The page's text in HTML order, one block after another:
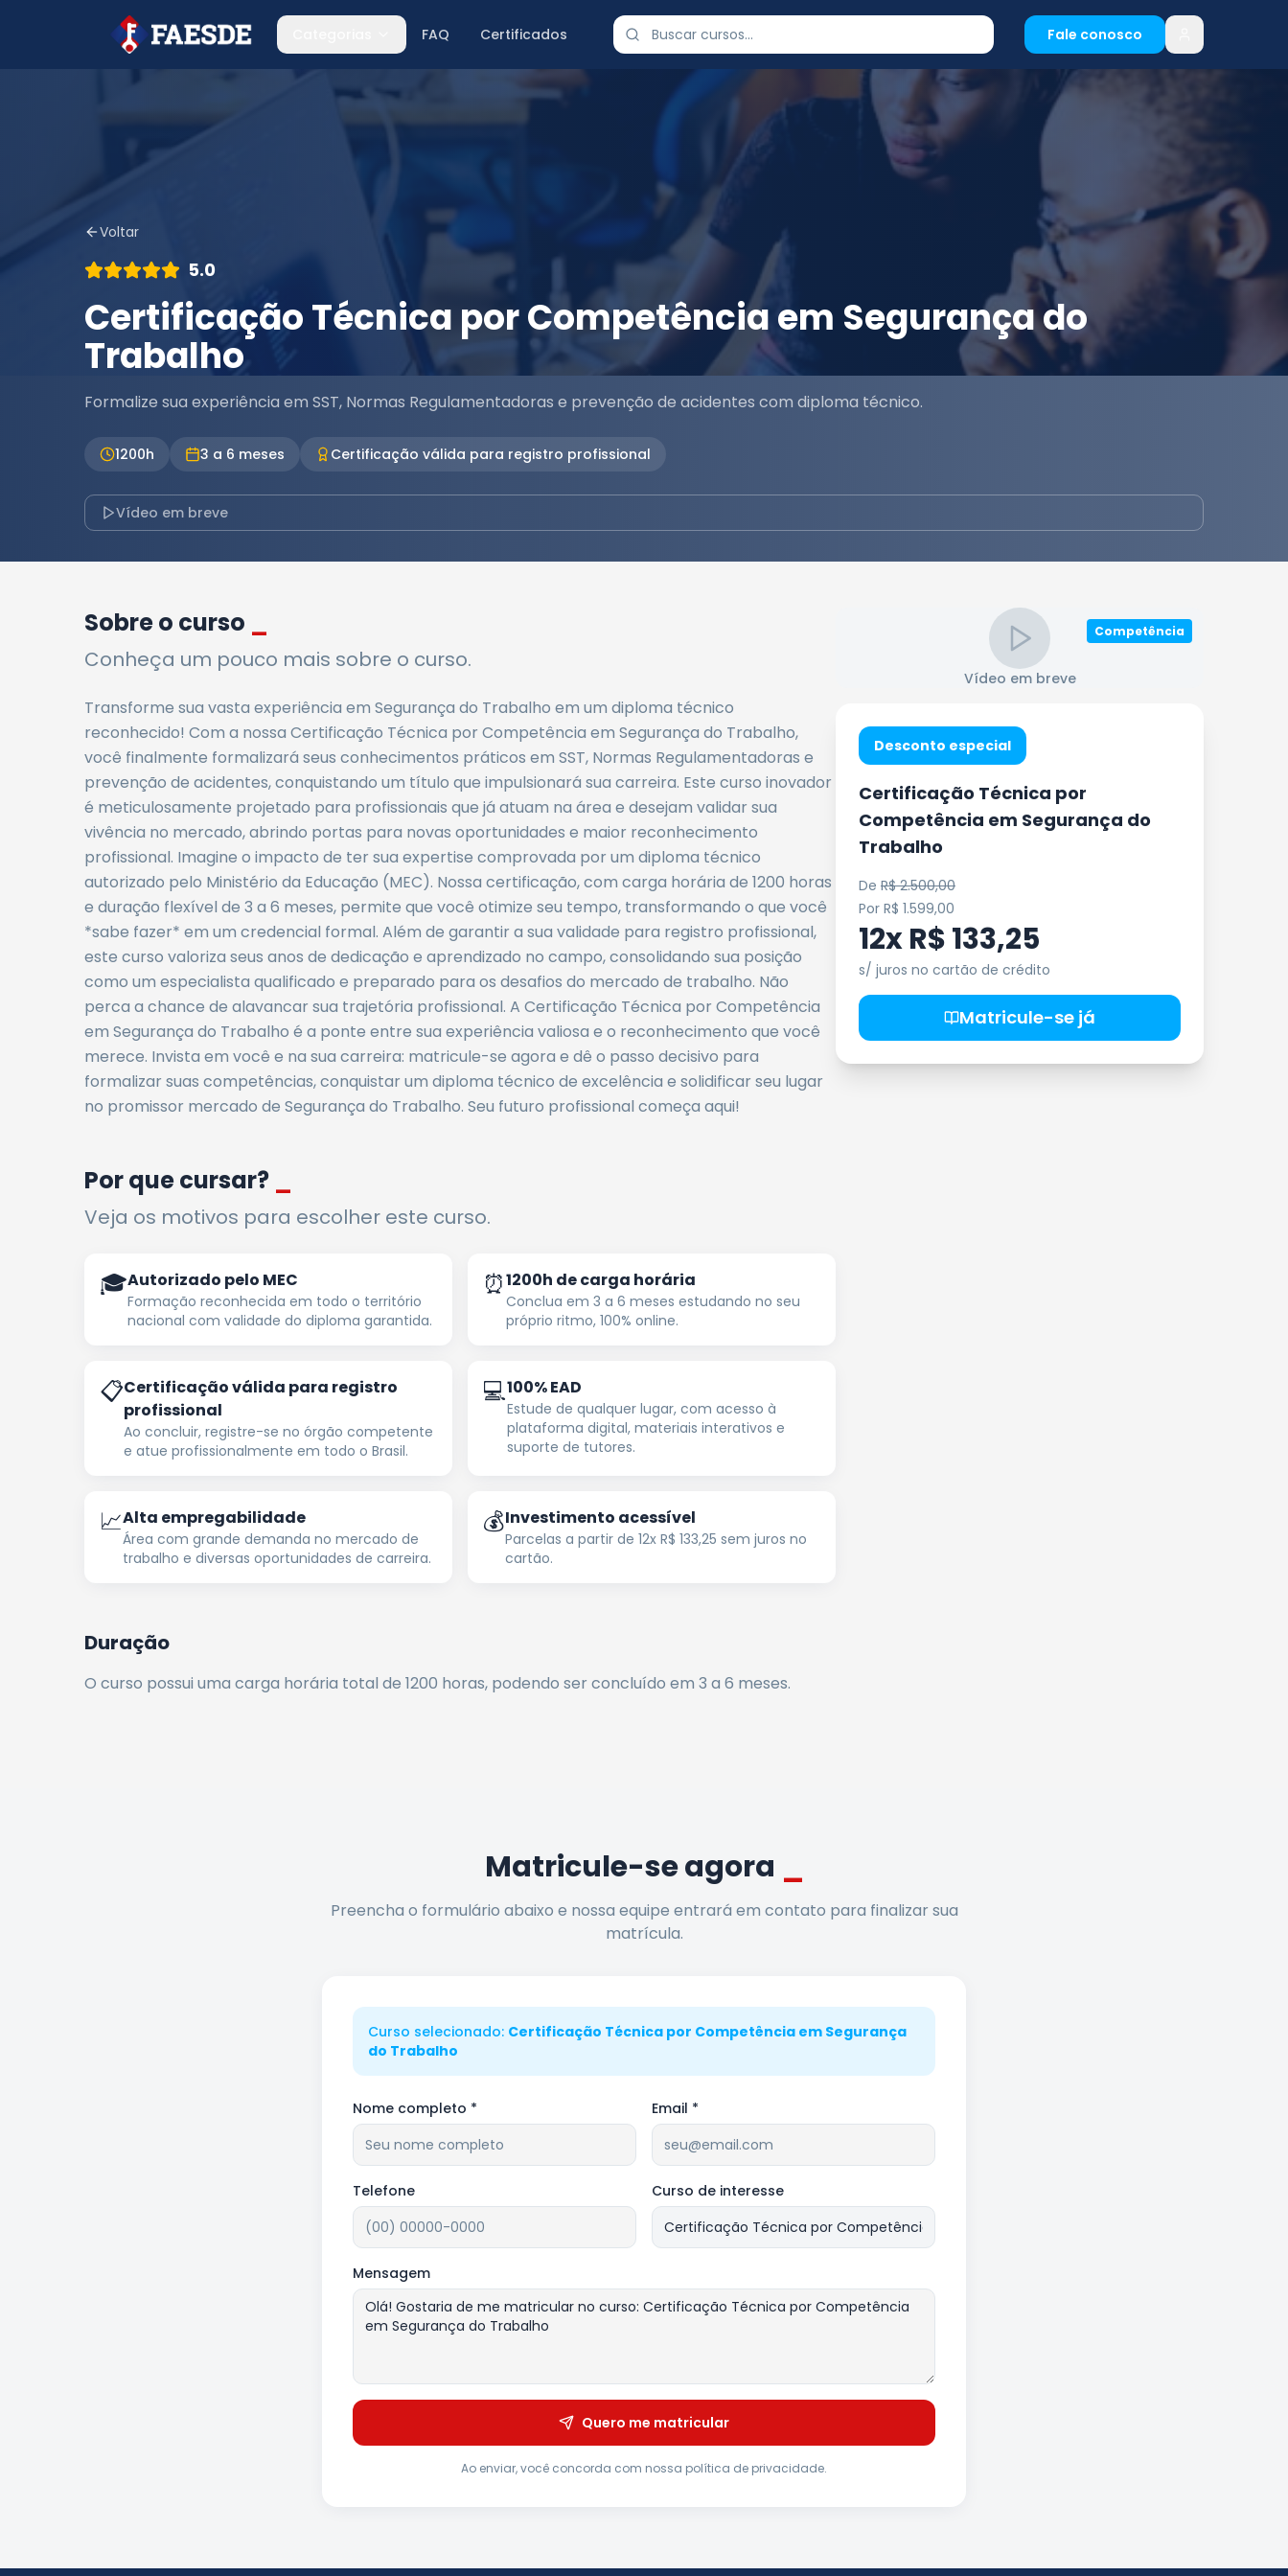
FAQ Certificados Fale conosco
Voltar
5.0
Certificação Técnica por Competência em Segurança do
Trabalho
Formalize sua experiência em SST, Normas Regulamentadoras e prevenção de acidentes com diploma técnico.
1200h 3 a 6 meses Certificação válida para registro profissional
Vídeo em breve
Sobre o curso
Conheça um pouco mais sobre o curso.
Transforme sua vasta experiência em Segurança do Trabalho em um diploma técnico
reconhecido! Com a nossa Certificação Técnica por Competência em Segurança do Trabalho,
você finalmente formalizará seus conhecimentos práticos em SST, Normas Regulamentadoras e
prevenção de acidentes, conquistando um título que impulsionará sua carreira. Este curso inovador
é meticulosamente projetado para profissionais que já atuam na área e desejam validar sua
vivência no mercado, abrindo portas para novas oportunidades e maior reconhecimento
profissional. Imagine o impacto de ter sua expertise comprovada por um diploma técnico
autorizado pelo Ministério da Educação (MEC). Nossa certificação, com carga horária de 1200 horas
e duração flexível de 3 a 6 meses, permite que você otimize seu tempo, transformando o que você
*sabe fazer* em um credencial formal. Além de garantir a sua validade para registro profissional,
este curso valoriza seus anos de dedicação e aprendizado no campo, consolidando sua posição
como um especialista qualificado e preparado para os desafios do mercado de trabalho. Não
perca a chance de alavancar sua trajetória profissional. A Certificação Técnica por Competência
em Segurança do Trabalho é a ponte entre sua experiência valiosa e o reconhecimento que você
merece. Invista em você e na sua carreira: matricule-se agora e dê o passo decisivo para
formalizar suas competências, conquistar um diploma técnico de excelência e solidificar seu lugar
no promissor mercado de Segurança do Trabalho. Seu futuro profissional começa aqui!
Por que cursar?
Veja os motivos para escolher este curso.
🎓Autorizado pelo MEC
Formação reconhecida em todo o território
nacional com validade do diploma garantida.
⏰1200h de carga horária
Conclua em 3 a 6 meses estudando no seu
próprio ritmo, 100% online.
📋Certificação válida para registro
profissional
Ao concluir, registre-se no órgão competente
e atue profissionalmente em todo o Brasil.
💻100% EAD
Estude de qualquer lugar, com acesso à
plataforma digital, materiais interativos e
suporte de tutores.
📈Alta empregabilidade
Área com grande demanda no mercado de
trabalho e diversas oportunidades de carreira.
💰Investimento acessível
Parcelas a partir de 12x R$ 133,25 sem juros no
cartão.
Duração
O curso possui uma carga horária total de 1200 horas, podendo ser concluído em 3 a 6 meses.
Vídeo em breve
Competência
Desconto especial
Certificação Técnica por
Competência em Segurança do
Trabalho
De R$ 2.500,00
Por R$ 1.599,00
12x R$ 133,25
s/ juros no cartão de crédito
Matricule-se já
Matricule-se agora _
Preencha o formulário abaixo e nossa equipe entrará em contato para finalizar sua
matrícula.
Curso selecionado: Certificação Técnica por Competência em Segurança
do Trabalho
Nome completo * Email *
Telefone Curso de interesse
Mensagem
Quero me matricular
Ao enviar, você concorda com nossa política de privacidade.